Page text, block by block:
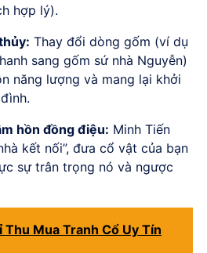
hợp lý).
Thay đổi dòng gốm (ví dụ
sang gốm sứ nhà Nguyễn)
năng lượng và mang lại khởi
hồn đồng điệu: Minh Tiến
kết nối”, đưa cổ vật của bạn
sự trân trọng nó và ngược
Thu Mua Tranh Cổ Uy Tín